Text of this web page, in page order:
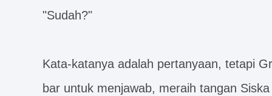
"Sudah?"
Kata-katanya adalah pertanyaan, tetapi
bar untuk menjawab, meraih tangan